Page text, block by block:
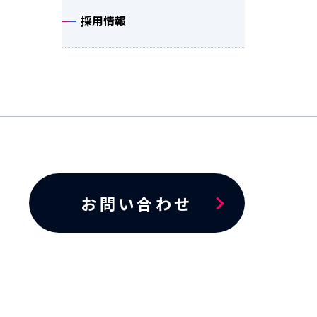
採用情報
お問い合わせ